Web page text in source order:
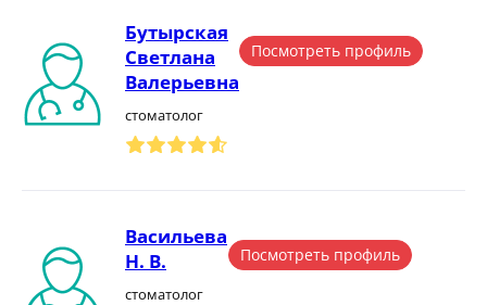
Бутырская
Светлана
Валерьевна
стоматолог
Посмотреть профиль
Васильева
Н. В.
стоматолог
Посмотреть профиль